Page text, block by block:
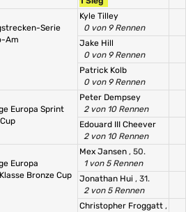
Serie
Am
Kyle Tilley
0 von 9 Rennen
Jake Hill
0 von 9 Rennen
Patrick Kolb
0 von 9 Rennen
Europa Sprint
Peter Dempsey
2 von 10 Rennen
Edouard III Cheever
2 von 10 Rennen
Europa
Bronze Cup
Mex Jansen , 50.
1 von 5 Rennen
Jonathan Hui , 31.
2 von 5 Rennen
Christopher Froggatt ,